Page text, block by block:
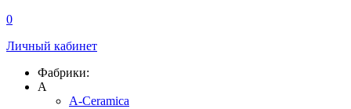
0
Личный кабинет
Фабрики:
A
A-Ceramica